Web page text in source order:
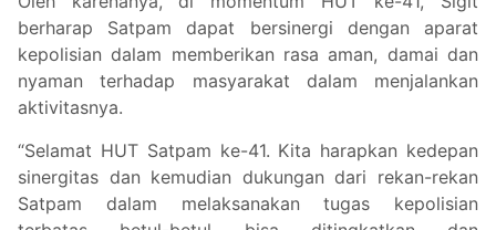
berharap Satpam dapat bersinergi dengan aparat
kepolisian dalam memberikan rasa aman, damai dan
nyaman terhadap masyarakat dalam menjalankan
aktivitasnya.
“Selamat HUT Satpam ke-41. Kita harapkan kedepan
sinergitas dan kemudian dukungan dari rekan-rekan
Satpam dalam melaksanakan tugas kepolisian